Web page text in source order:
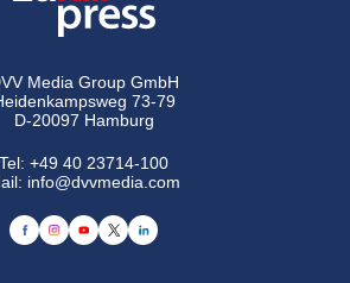
Media Group GmbH
73-79
D-20097 Hamburg
Tel:+49 40 23714-100
info@dvvmedia.com